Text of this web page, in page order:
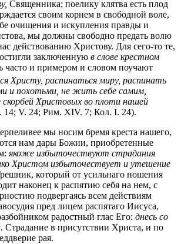
Священника; поелику клятва есть плод
своим корнем в свободной воле,
очищения и искупления правды и
мы должны свободно предать волю
действованию Христову. Для сего-то те,
заключенную в слове крестном
часто и примером и словом поучают
Христу, распинаться миру, распинать
и похотьми, не жить себе самим,
скорбей Христовых во плоти нашей
14; V. 24; Рим. XIV. 7; Кол. I. 24).
мы носим бремя креста нашего,
нам дары Божии, приобретенные
якоже избыточествуют страдания
Христом избыточествует и утешение
который от усильнаго ношения
наконец к распятию себя на нем, с
подвергаясь всем действиям
пред лицем распятаго Иисуса,
радостный глас Его: днесь со
Страдание в присутствии Христа, и по
рая.